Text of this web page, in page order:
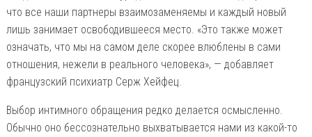
что все наши партнеры взаимозаменяемы и каждый новый
лишь занимает освободившееся место. «Это также может
означать, что мы на самом деле скорее влюблены в сами
отношения, нежели в реального человека», — добавляет
французский психиатр Серж Хейфец.
Выбор интимного обращения редко делается осмысленно.
Обычно оно бессознательно выхватывается нами из какой-то